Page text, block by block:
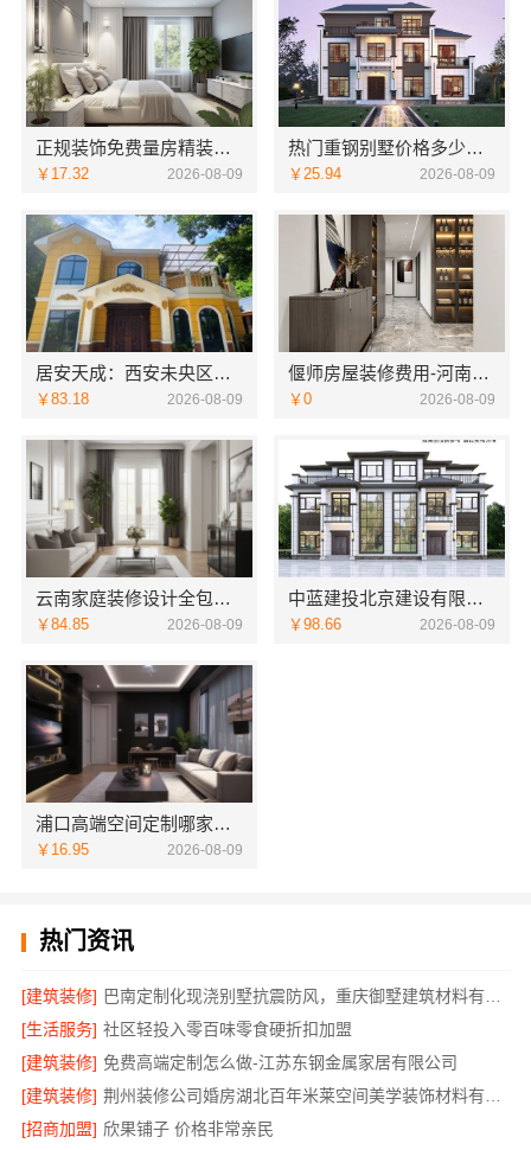
正规装饰免费量房精装咨询浙江臻美新型建材有限公司
￥17.32 2026-08-09
热门重钢别墅价格多少钱中蓝建投北京建设有限公司四川
￥25.94 2026-08-09
居安天成：西安未央区一站式家装设计刚需房售后完善
￥83.18 2026-08-09
偃师房屋装修费用-河南璟臻环保建材有限公司源头材料省钱
￥0 2026-08-09
云南家庭装修设计全包价格，云南至高新型建材有限公司透明合理
￥84.85 2026-08-09
中蓝建投北京建设有限公司四川专业农村建房婚房布置
￥98.66 2026-08-09
浦口高端空间定制哪家好？南京市创亿讯环保整装服务
￥16.95 2026-08-09
热门资讯
[建筑装修]
[生活服务] 社区轻投入零百味零食硬折扣加盟
[建筑装修] 免费高端定制怎么做-江苏东钢金属家居有限公司
[建筑装修]
[招商加盟] 欣果铺子 价格非常亲民